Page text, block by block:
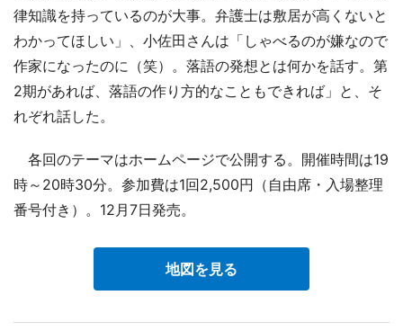
律知識を持っているのが大事。弁護士は敷居が高くないと
わかってほしい」、小佐田さんは「しゃべるのが嫌なので
作家になったのに（笑）。落語の発想とは何かを話す。第
2期があれば、落語の作り方的なこともできれば」と、そ
れぞれ話した。
各回のテーマはホームページで公開する。開催時間は19
時～20時30分。参加費は1回2,500円（自由席・入場整理
番号付き）。12月7日発売。
地図を見る